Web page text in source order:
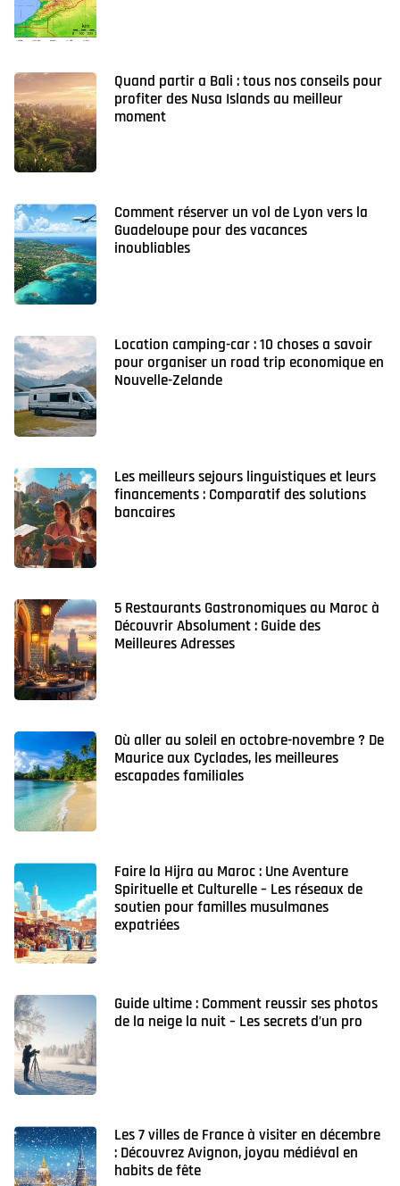
Quand partir a Bali : tous nos conseils pour
profiter des Nusa Islands au meilleur
moment
Comment réserver un vol de Lyon vers la
Guadeloupe pour des vacances
inoubliables
Location camping-car : 10 choses a savoir
pour organiser un road trip economique en
Nouvelle-Zelande
Les meilleurs sejours linguistiques et leurs
financements : Comparatif des solutions
bancaires
5 Restaurants Gastronomiques au Maroc à
Découvrir Absolument : Guide des
Meilleures Adresses
Où aller au soleil en octobre-novembre ? De
Maurice aux Cyclades, les meilleures
escapades familiales
Faire la Hijra au Maroc : Une Aventure
Spirituelle et Culturelle – Les réseaux de
soutien pour familles musulmanes
expatriées
Guide ultime : Comment reussir ses photos
de la neige la nuit – Les secrets d’un pro
Les 7 villes de France à visiter en décembre
: Découvrez Avignon, joyau médiéval en
habits de fête